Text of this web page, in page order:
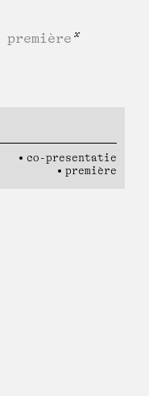
première
co-presentatie
première